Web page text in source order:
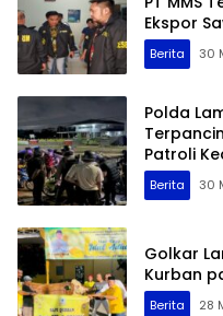
Ekspor
Berita 30
Polda
Patroli
Berita 30
Golkar
Kurban
Berita 28